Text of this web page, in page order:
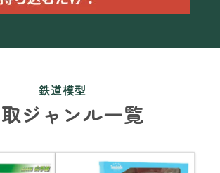
鉄道模型
ジャンル一覧